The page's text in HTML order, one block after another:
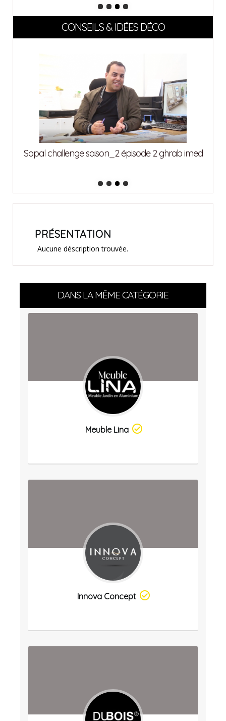
CONSEILS & IDÉES DÉCO
Sopal challenge saison_2 épisode 2 ghrab imed
PRÉSENTATION
Aucune déscription trouvée.
DANS LA MÊME CATÉGORIE
Meuble Lina
Innova Concept